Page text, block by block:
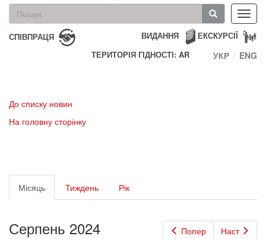
Пошукова
форма
Пошук
СПІВПРАЦЯ ЕКСКУРСІЇ
ВИДАННЯ
ТЕРИТОРІЯ ГІДНОСТІ: AR
УКР ENG
До списку новин
На головну сторінку
Первинні
вкладки
Місяць (активна
вкладка)
Тиждень Рік
Попер Наст
Серпень 2024